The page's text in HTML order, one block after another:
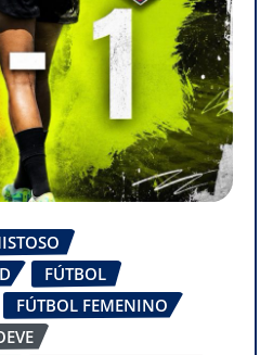
FÚTBOL
FÚTBOL FEMENINO